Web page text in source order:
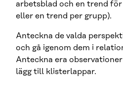
arbetsblad och en trend
eller en trend per grupp).
Anteckna de valda
och gå igenom dem i
Anteckna era
lägg till klisterlappar.